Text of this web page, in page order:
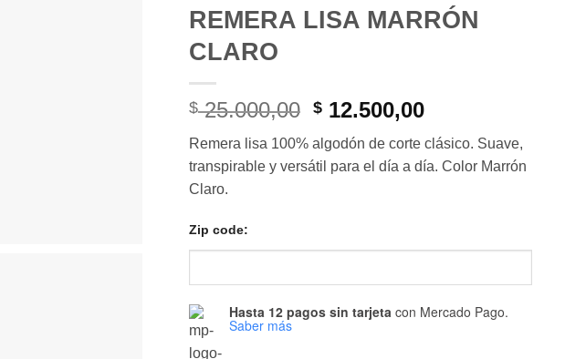
REMERA LISA MARRÓN
CLARO
$25.000,00 El
precio
original
era:
$ 12.500,00El
precio
actual
es:
Remera lisa 100% algodón de corte clásico. Suave,
transpirable y versátil para el día a día. Color Marrón
Claro.
Zip code:
Hasta 12 pagos sin tarjeta con Mercado Pago.
Saber más